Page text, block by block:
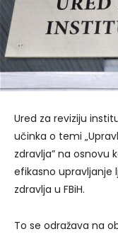
Ured za reviziju
učinka o temi
zdravlja” na osnovu
efikasno upravljanje
zdravlja u FBiH.
To se odražava na